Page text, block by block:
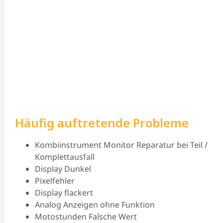
Häufig auftretende Probleme
Kombiinstrument Monitor Reparatur bei Teil /
Komplettausfall
Display Dunkel
Pixelfehler
Display flackert
Analog Anzeigen ohne Funktion
Motostunden Falsche Wert